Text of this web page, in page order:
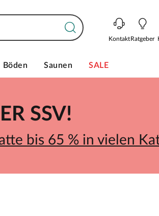
KontaktRatgeber
Böden Saunen SALE
SSV!
bis 65 % in vielen